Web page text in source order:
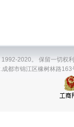
1992-2020。 保留一切
成都市锦江区橡树林路